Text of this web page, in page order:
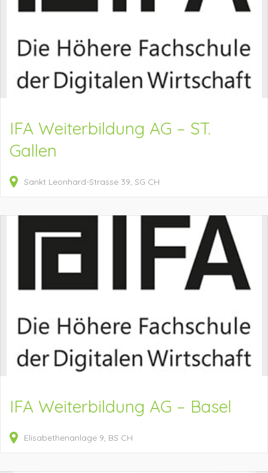
IFA Weiterbildung AG – ST.
Gallen
Sankt Leonhard-Strasse 39 SG CH
IFA Weiterbildung AG – Basel
Elisabethenanlage 9 BS CH